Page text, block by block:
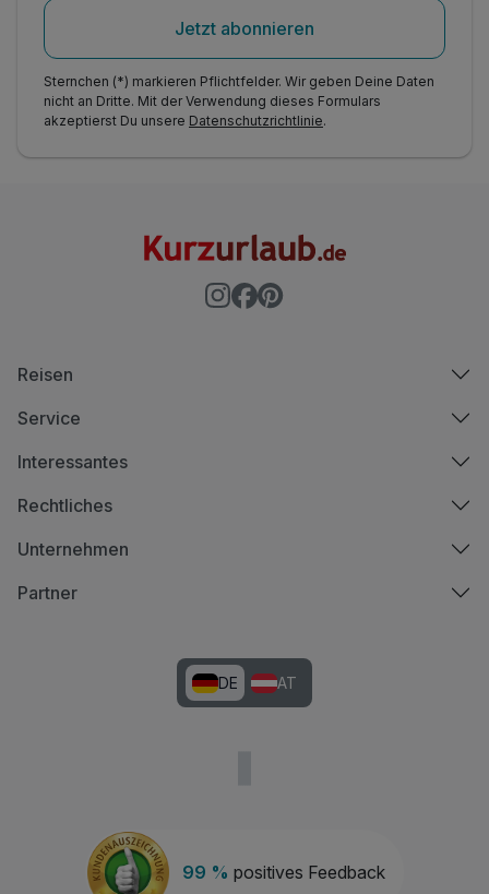
Jetzt abonnieren
Sternchen (*) markieren Pflichtfelder. Wir geben Deine Daten
nicht an Dritte. Mit der Verwendung dieses Formulars
akzeptierst Du unsere Datenschutzrichtlinie.
99 % positives Feedback
Reisen
Service
Interessantes
Rechtliches
Unternehmen
Partner
DE AT